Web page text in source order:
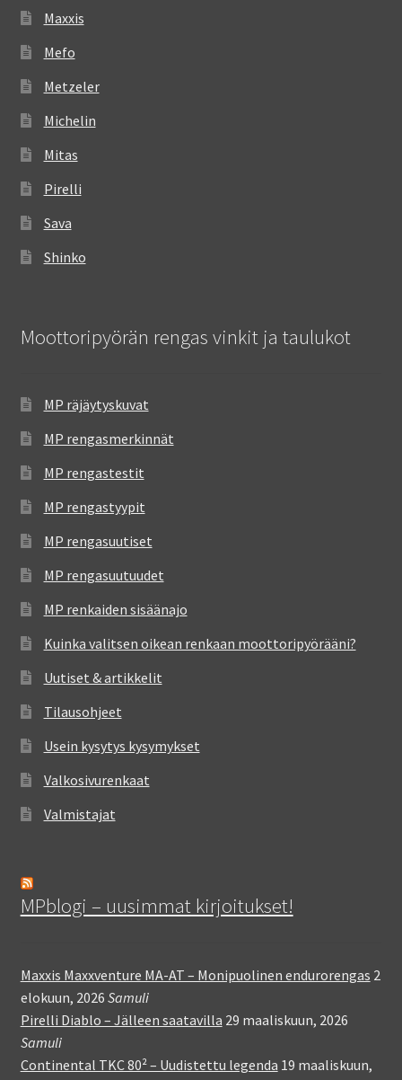
Maxxis
Mefo
Metzeler
Michelin
Mitas
Pirelli
Sava
Shinko
Moottoripyörän rengas vinkit ja taulukot
MP räjäytyskuvat
MP rengasmerkinnät
MP rengastestit
MP rengastyypit
MP rengasuutiset
MP rengasuutuudet
MP renkaiden sisäänajo
Kuinka valitsen oikean renkaan moottoripyörääni?
Uutiset & artikkelit
Tilausohjeet
Usein kysytys kysymykset
Valkosivurenkaat
Valmistajat
MPblogi – uusimmat kirjoitukset!
Maxxis Maxxventure MA-AT – Monipuolinen endurorengas 2
elokuun, 2026 Samuli
Pirelli Diablo – Jälleen saatavilla 29 maaliskuun, 2026
Samuli
Continental TKC 80² – Uudistettu legenda 19 maaliskuun,